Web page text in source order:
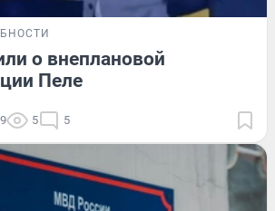
о внеплановой
Пеле
5 5